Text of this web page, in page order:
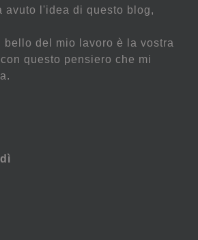
avuto l'idea di questo blog,
bello del mio lavoro è la vostra
questo pensiero che mi